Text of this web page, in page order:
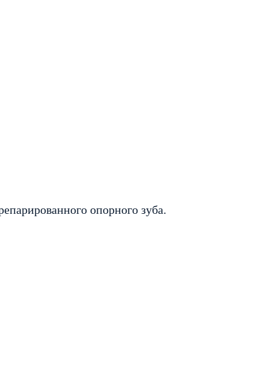
опорного зуба.